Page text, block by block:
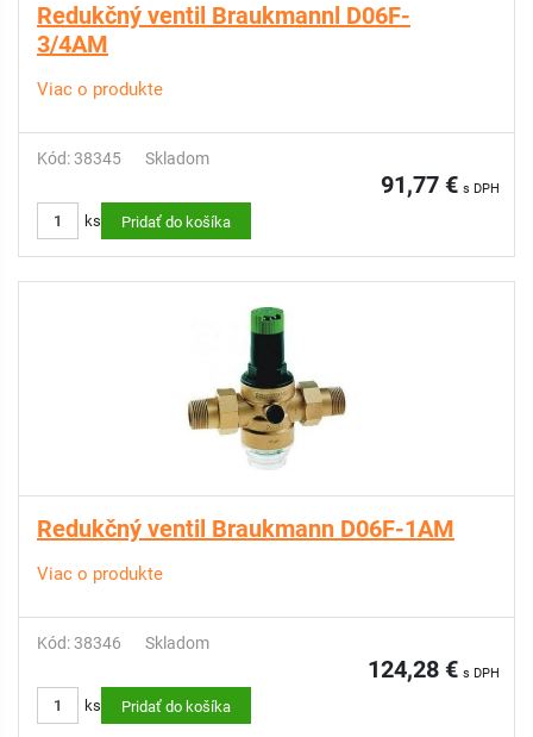
Redukčný ventil Braukmannl D06F-
3/4AM
Viac o produkte
Kód: 38345 Skladom
91,77 € s DPH
ks Pridať do košíka
Redukčný ventil Braukmann D06F-1AM
Viac o produkte
Kód: 38346 Skladom
124,28 € s DPH
ks Pridať do košíka